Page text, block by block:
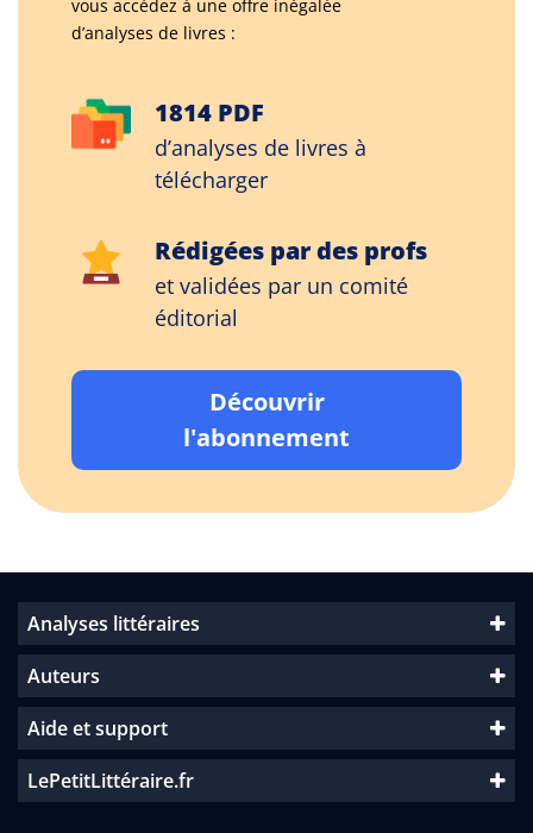
vous accédez à une offre inégalée
d’analyses de livres :
1814 PDF
d’analyses de livres à
télécharger
Rédigées par des profs
et validées par un comité
éditorial
Découvrir
l'abonnement
Analyses littéraires
Auteurs
Aide et support
LePetitLittéraire.fr